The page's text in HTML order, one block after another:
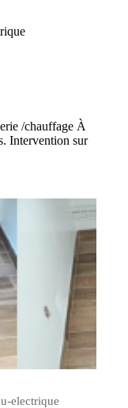
/chauffage À
Intervention sur
electrique